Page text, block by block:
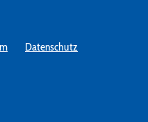
Datenschutz